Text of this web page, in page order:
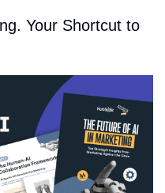
Your Shortcut to